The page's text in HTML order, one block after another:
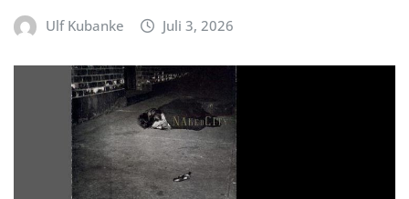
Ulf Kubanke Juli 3, 2026